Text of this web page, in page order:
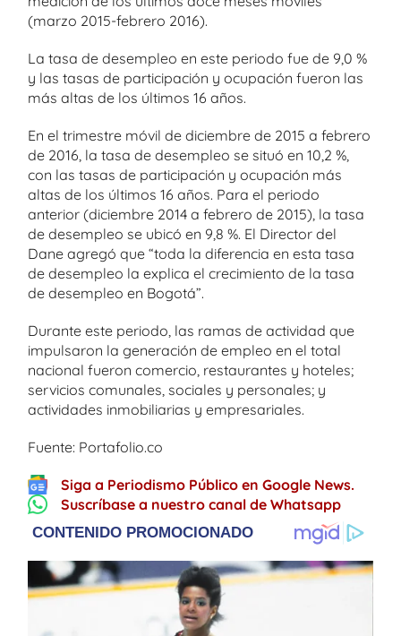
(marzo 2015-febrero 2016).
La tasa de desempleo en este periodo fue de 9,0 %
y las tasas de participación y ocupación fueron las
más altas de los últimos 16 años.
En el trimestre móvil de diciembre de 2015 a febrero
de 2016, la tasa de desempleo se situó en 10,2 %,
con las tasas de participación y ocupación más
altas de los últimos 16 años. Para el periodo
anterior (diciembre 2014 a febrero de 2015), la tasa
de desempleo se ubicó en 9,8 %. El Director del
Dane agregó que “toda la diferencia en esta tasa
de desempleo la explica el crecimiento de la tasa
de desempleo en Bogotá”.
Durante este periodo, las ramas de actividad que
impulsaron la generación de empleo en el total
nacional fueron comercio, restaurantes y hoteles;
servicios comunales, sociales y personales; y
actividades inmobiliarias y empresariales.
Fuente: Portafolio.co
Siga a Periodismo Público en Google News.
Suscríbase a nuestro canal de Whatsapp